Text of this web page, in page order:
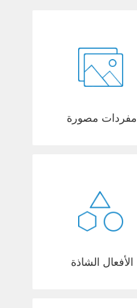
مفردات مصورة
الأفعال الشاذة